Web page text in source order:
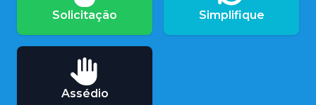
Solicitação Simplifique
Assédio